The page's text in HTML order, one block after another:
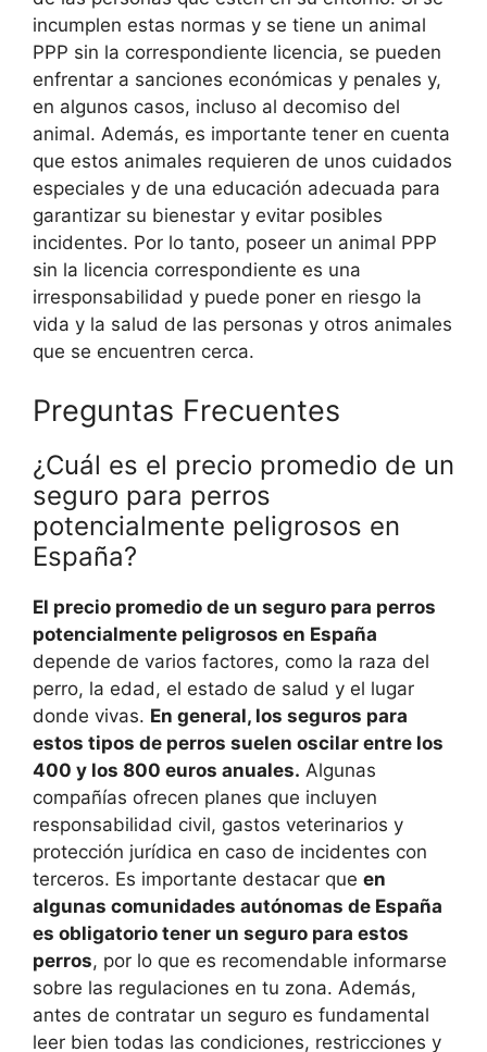
incumplen estas normas y se tiene un animal
PPP sin la correspondiente licencia, se pueden
enfrentar a sanciones económicas y penales y,
en algunos casos, incluso al decomiso del
animal. Además, es importante tener en cuenta
que estos animales requieren de unos cuidados
especiales y de una educación adecuada para
garantizar su bienestar y evitar posibles
incidentes. Por lo tanto, poseer un animal PPP
sin la licencia correspondiente es una
irresponsabilidad y puede poner en riesgo la
vida y la salud de las personas y otros animales
que se encuentren cerca.
Preguntas Frecuentes
¿Cuál es el precio promedio de un
seguro para perros
potencialmente peligrosos en
España?
El precio promedio de un seguro para perros
potencialmente peligrosos en España
depende de varios factores, como la raza del
perro, la edad, el estado de salud y el lugar
donde vivas. En general, los seguros para
estos tipos de perros suelen oscilar entre los
400 y los 800 euros anuales. Algunas
compañías ofrecen planes que incluyen
responsabilidad civil, gastos veterinarios y
protección jurídica en caso de incidentes con
terceros. Es importante destacar que en
algunas comunidades autónomas de España
es obligatorio tener un seguro para estos
perros, por lo que es recomendable informarse
sobre las regulaciones en tu zona. Además,
antes de contratar un seguro es fundamental
leer bien todas las condiciones, restricciones y